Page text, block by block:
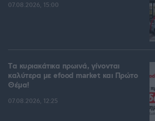
07.08.2026, 15:00
Tα κυριακάτικα πρωινά, γίνονται
καλύτερα με efood market και Πρώτο
Θέμα!
07.08.2026, 12:25